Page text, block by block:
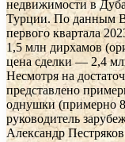
недвижимости в
Турции. По данным
первого квартала
1,5 млн дирхамов
цена сделки — 2,4
Несмотря на
представлено
однушки (примерно
руководитель
Александр